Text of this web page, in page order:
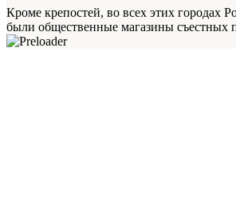
Кроме крепостей, во всех этих городах
были общественные магазины съестных